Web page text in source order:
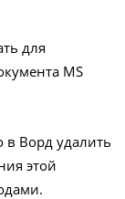
для
MS
в Ворд удалить
этой